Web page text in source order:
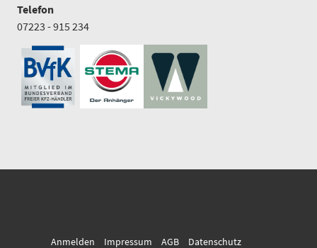
Telefon
07223 - 915 234
Anmelden Impressum AGB Datenschutz